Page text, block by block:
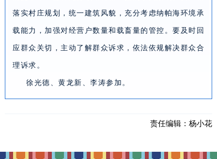
落实村庄规划，统一建筑风貌，充分考虑纳帕海环境承
载能力，加强对经营户数量和载畜量的管控。要及时回
应群众关切，主动了解群众诉求，依法依规解决群众合
理诉求。
徐光德、黄龙新、李涛参加。
责任编辑： 杨小花